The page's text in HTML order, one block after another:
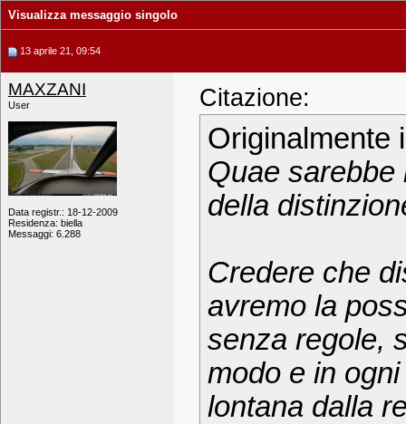
Visualizza messaggio singolo
13 aprile 21, 09:54
MAXZANI
User
Data registr.: 18-12-2009
Residenza: biella
Messaggi: 6.288
Citazione:
Originalmente
Quae sarebbe
della
Credere che
avremo la
senza regole,
modo e in
lontana dalla